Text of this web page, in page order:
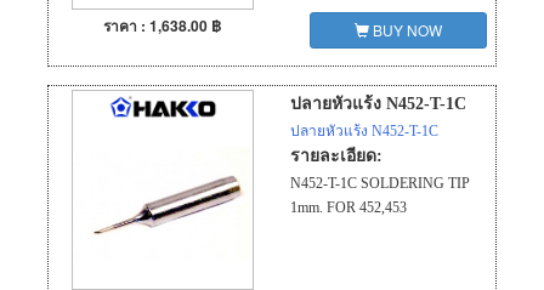
ราคา : 1,638.00 ฿ BUY NOW
ปลายหัวแร้ง N452-T-1C
ปลายหัวแร้ง N452-T-1C
รายละเอียด:
N452-T-1C SOLDERING TIP
1mm. FOR 452,453